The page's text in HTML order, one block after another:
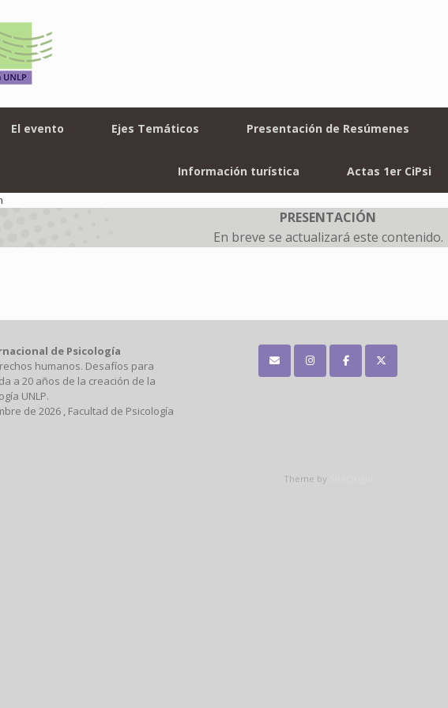
El evento Ejes Temáticos Presentación de Resúmenes
Información turística Actas 1er CiPsi
PRESENTACIÓN
En breve se actualizará este contenido.
de Psicología
humanos. Desafíos para
a 20 años de la creación de la
UNLP.
de 2026 , Facultad de Psicología
Theme by